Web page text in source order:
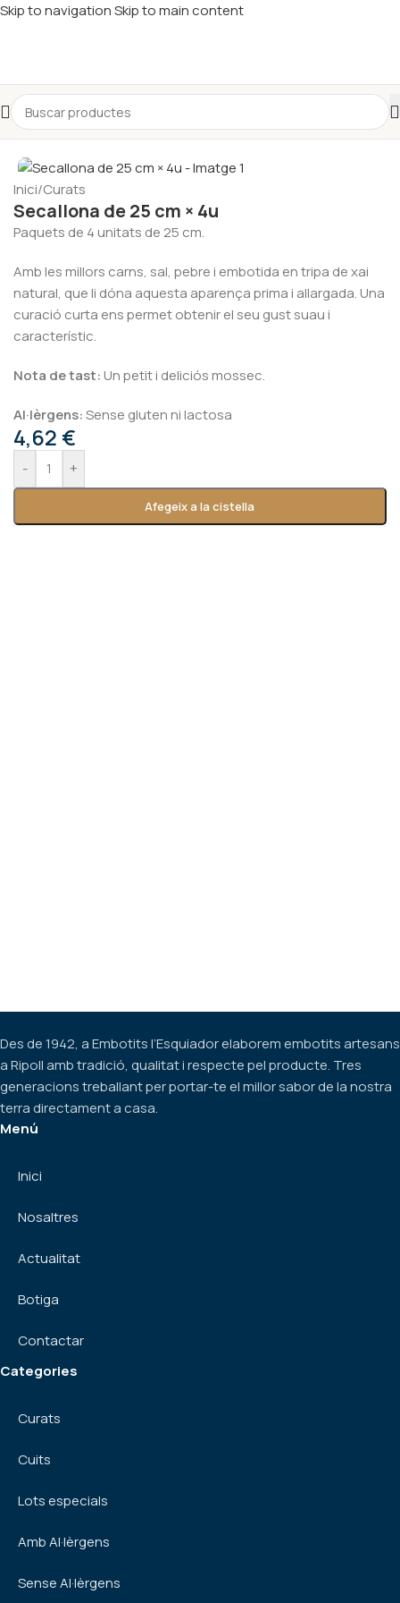
Skip to navigationSkip to main content
Inici/Curats
Secallona de 25 cm × 4u
Paquets de 4 unitats de 25 cm.
Amb les millors carns, sal, pebre i embotida en tripa de xai
natural, que li dóna aquesta aparença prima i allargada. Una
curació curta ens permet obtenir el seu gust suau i
característic.
Nota de tast:Un petit i deliciós mossec.
Al·lèrgens:Sense gluten ni lactosa
4,62 €
- +
Afegeix a la cistella
Des de 1942, a Embotits l’Esquiador elaborem embotits artesans
a Ripoll amb tradició, qualitat i respecte pel producte. Tres
generacions treballant per portar-te el millor sabor de la nostra
terra directament a casa.
Menú
Inici
Nosaltres
Actualitat
Botiga
Contactar
Categories
Curats
Cuits
Lots especials
Amb Al·lèrgens
Sense Al·lèrgens